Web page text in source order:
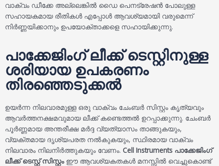
വാക്വം ഡീക്കേ അല്ലെങ്കിൽ ഡൈ പെനട്രേഷൻ പോലുള്ള
സഹായകമായ രീതികൾ എപ്പോൾ ആവശ്യമായി വരുമെന്ന്
നിർണ്ണയിക്കാനും ഉപയോക്താക്കളെ സഹായിക്കുന്നു.
പാക്കേജിംഗ് ലീക്ക് ടെസ്റ്റിനുള്ള
ശരിയായ ഉപകരണം
തിരഞ്ഞെടുക്കൽ
ഉയർന്ന നിലവാരമുള്ള ഒരു വാക്വം ചേംബർ സിസ്റ്റം കൃത്യവും
ആവർത്തനക്ഷമവുമായ ലീക്ക് കണ്ടെത്തൽ ഉറപ്പാക്കുന്നു. ചേംബർ
പൂർണ്ണമായ അന്തരീക്ഷ മർദ്ദ വ്യത്യാസം താങ്ങുകയും,
വ്യക്തമായ ദൃശ്യപരത നൽകുകയും, സ്ഥിരമായ വാക്വം
നിലവാരം നിലനിർത്തുകയും വേണം. Cell Instruments പാക്കേജിംഗ്
ലീക്ക് ടെസ്റ്റ് സിസ്റ്റംഈ ആവശ്യകതകൾ മനസ്സിൽ വെച്ചുകൊണ്ട്